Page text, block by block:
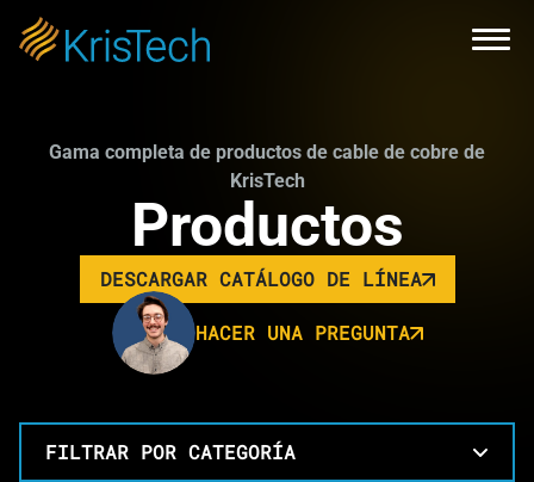
Skip to main content
Gama completa de productos de cable de cobre de
KrisTech
Productos
LINK OPENS IN A NEW TAB
DESCARGAR CATÁLOGO DE LÍNEA
HACER UNA PREGUNTA
FILTRAR POR CATEGORÍA